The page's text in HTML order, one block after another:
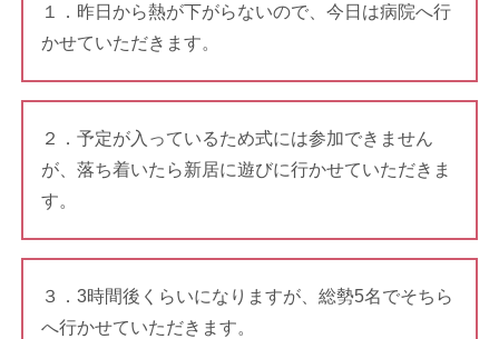
１．昨日から熱が下がらないので、今日は病院へ行
かせていただきます。
２．予定が入っているため式には参加できません
が、落ち着いたら新居に遊びに行かせていただきま
す。
３．3時間後くらいになりますが、総勢5名でそちら
へ行かせていただきます。